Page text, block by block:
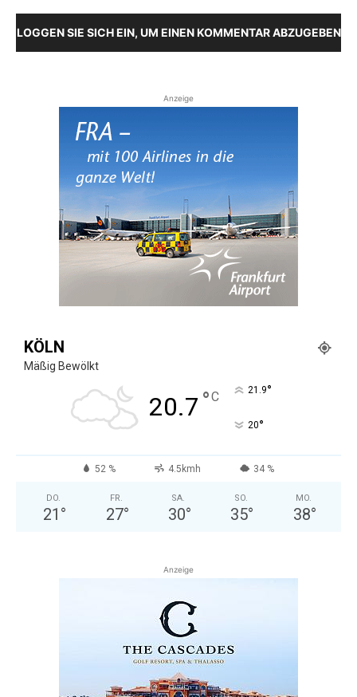
LOGGEN SIE SICH EIN, UM EINEN KOMMENTAR ABZUGEBEN
Anzeige
KÖLN
Mäßig Bewölkt
20.7 °C 21.9°
20°
52 % 4.5kmh 34 %
DO.
21 °
FR.
27°
SA.
30°
SO.
35°
MO.
38°
Anzeige